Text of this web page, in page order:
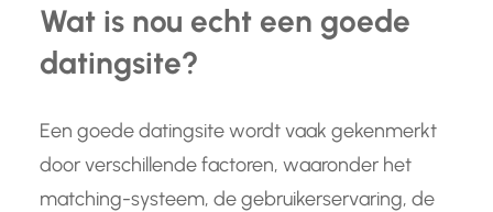
Wat is nou echt een goede
datingsite?
Een goede datingsite wordt vaak gekenmerkt
door verschillende factoren, waaronder het
matching-systeem, de gebruikerservaring, de